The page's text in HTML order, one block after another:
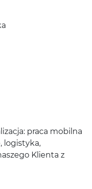
praca mobilna
logistyka,
Klienta z